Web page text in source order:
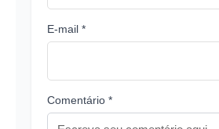
E-mail *
Comentário *